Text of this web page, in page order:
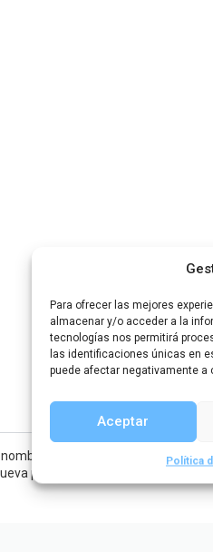
Para ofrecer las mejores
almacenar y/o acceder a la
tecnologías nos permitirá
las identificaciones únicas en
puede afectar negativamente
Aceptar
Política
de usuario o correo
por correo electrónico.